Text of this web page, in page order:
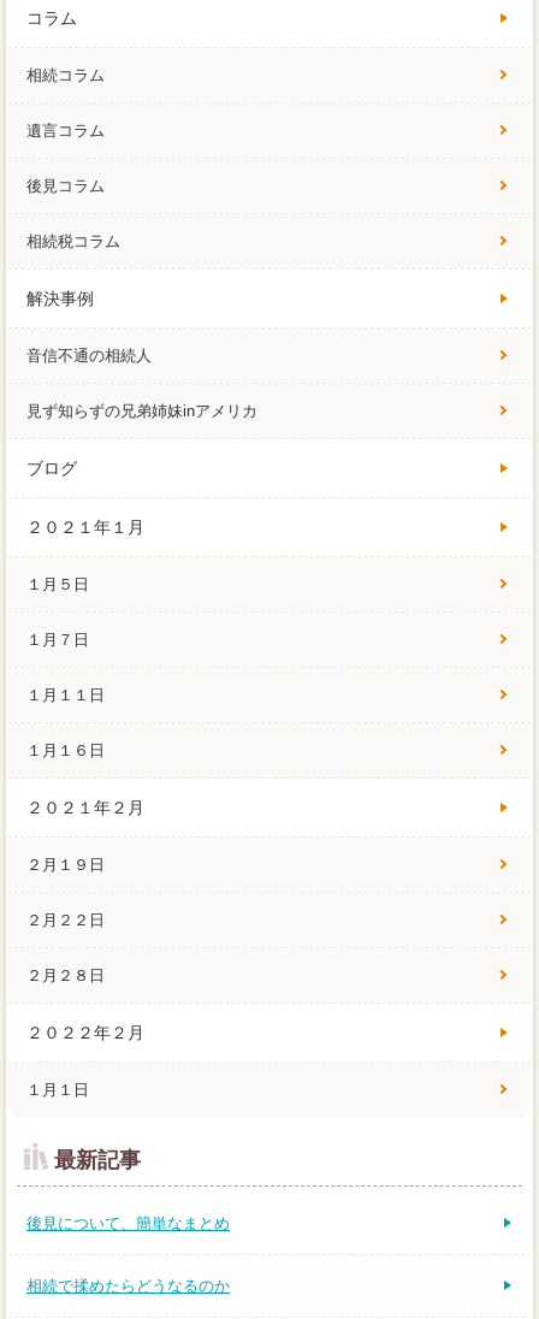
コラム
相続コラム
遺言コラム
後見コラム
相続税コラム
解決事例
音信不通の相続人
見ず知らずの兄弟姉妹inアメリカ
ブログ
２０２１年１月
１月５日
１月７日
１月１１日
１月１６日
２０２１年２月
２月１９日
２月２２日
２月２８日
２０２２年２月
１月１日
最新記事
後見について、簡単なまとめ
相続で揉めたらどうなるのか